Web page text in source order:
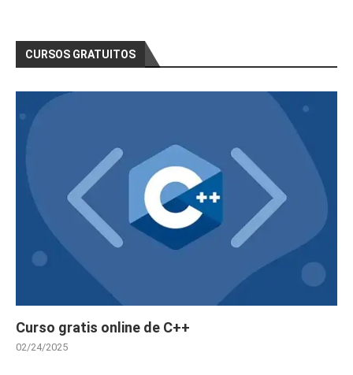
CURSOS GRATUITOS
Curso gratis online de C++
02/24/2025